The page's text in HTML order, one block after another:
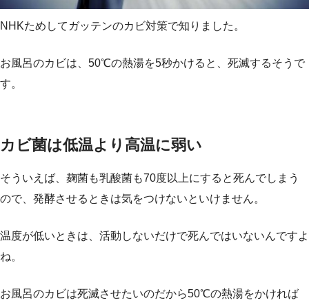
NHKためしてガッテンのカビ対策で知りました。
お風呂のカビは、50℃の熱湯を5秒かけると、死滅するそうで
す。
カビ菌は低温より高温に弱い
そういえば、麹菌も乳酸菌も70度以上にすると死んでしまう
ので、発酵させるときは気をつけないといけません。
温度が低いときは、活動しないだけで死んではいないんですよ
ね。
お風呂のカビは死滅させたいのだから50℃の熱湯をかければ